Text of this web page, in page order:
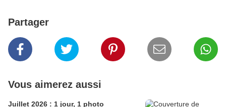
Partager
Vous aimerez aussi
Juillet 2026 : 1 jour, 1 photo